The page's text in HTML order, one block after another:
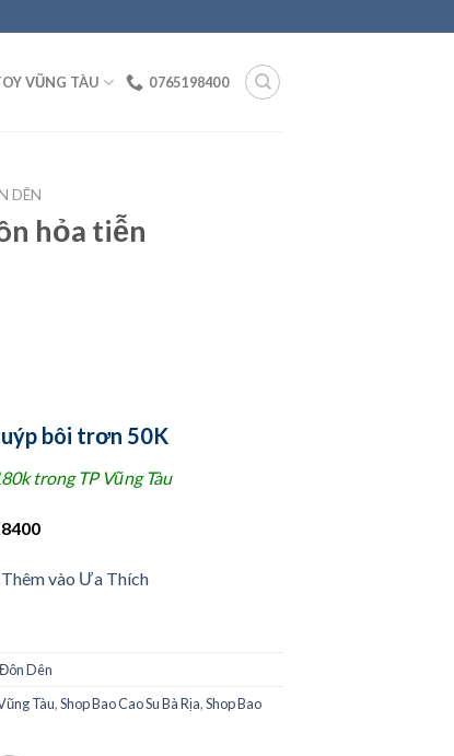
VŨNG TÀU 0765198400
DÊN
hỏa tiễn
bôi trơn 50K
trong TP Vũng Tàu
Thêm vào Ưa Thích
Dên
Tàu,Shop Bao Cao Su Bà Rịa,Shop Bao